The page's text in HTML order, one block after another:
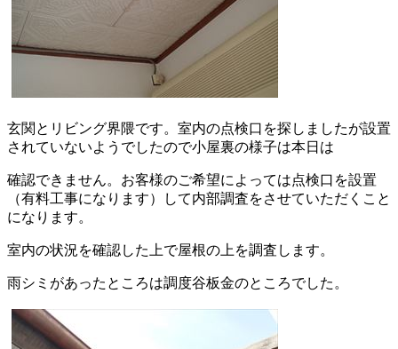
玄関とリビング界隈です。室内の点検口を探しましたが設置
されていないようでしたので小屋裏の様子は本日は
確認できません。お客様のご希望によっては点検口を設置
（有料工事になります）して内部調査をさせていただくこと
になります。
室内の状況を確認した上で屋根の上を調査します。
雨シミがあったところは調度谷板金のところでした。